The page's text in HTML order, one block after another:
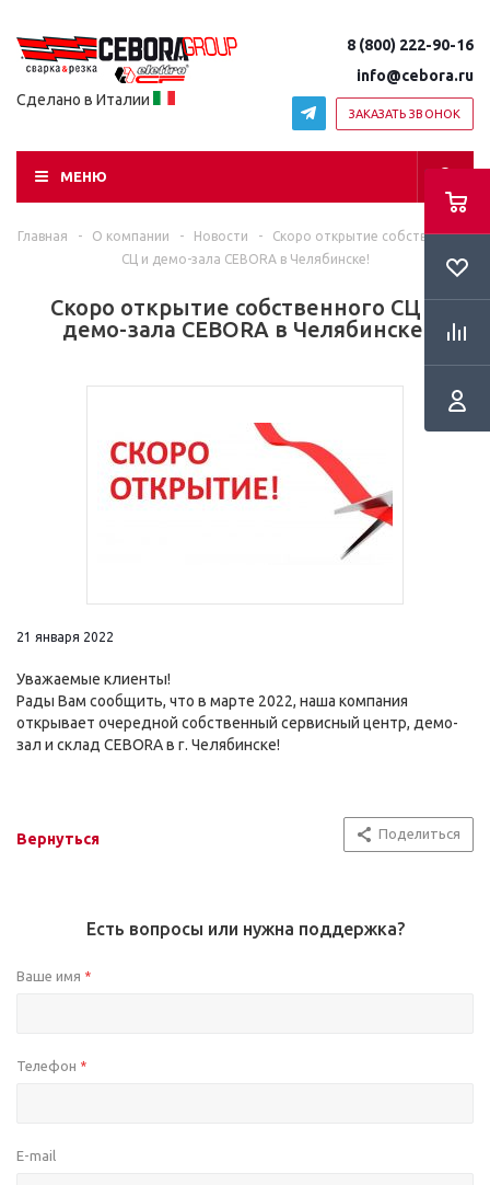
Сделано в Италии
8 (800) 222-90-16
info@cebora.ru
ЗАКАЗАТЬ ЗВОНОК
МЕНЮ
Главная - О компании - Новости -
Скоро открытие собственного
СЦ и демо-зала CEBORA в Челябинске!
Скоро открытие собственного СЦ и
демо-зала CEBORA в Челябинске!
21 января 2022
Уважаемые клиенты!
Рады Вам сообщить, что в марте 2022, наша компания
открывает очередной собственный сервисный центр, демо-
зал и склад CEBORA в г. Челябинске!
Вернуться Поделиться
Есть вопросы или нужна поддержка?
Ваше имя *
Телефон *
E-mail